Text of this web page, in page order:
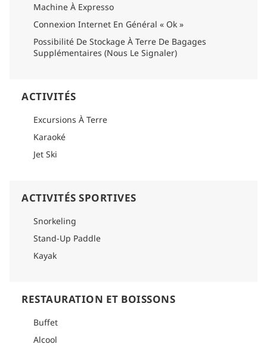
Machine À Expresso
Connexion Internet En Général « Ok »
Possibilité De Stockage À Terre De Bagages
Supplémentaires (Nous Le Signaler)
ACTIVITÉS
Excursions À Terre
Karaoké
Jet Ski
ACTIVITÉS SPORTIVES
Snorkeling
Stand-Up Paddle
Kayak
RESTAURATION ET BOISSONS
Buffet
Alcool